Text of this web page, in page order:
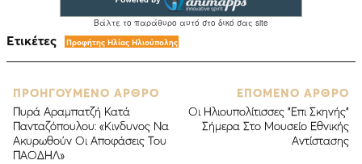
Ετικέτες Προφήτης Ηλίας Ηλιούπολης
ΠΡΟΗΓΟΥΜΕΝΟ ΑΡΘΡΟ
Πυρά Αραμπατζή Κατά
Πανταζόπουλου: «Κινδυνος Να
Ακυρωθούν Οι Αποφάσεις Του
ΠΑΟΔΗΛ»
ΕΠΟΜΕΝΟ ΑΡΘΡΟ
Οι Ηλιουπολίτισσες “Επι Σκηνής”
Σήμερα Στο Μουσείο Εθνικής
Αντίστασης